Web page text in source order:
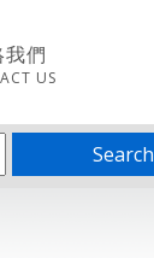
們
US
Search